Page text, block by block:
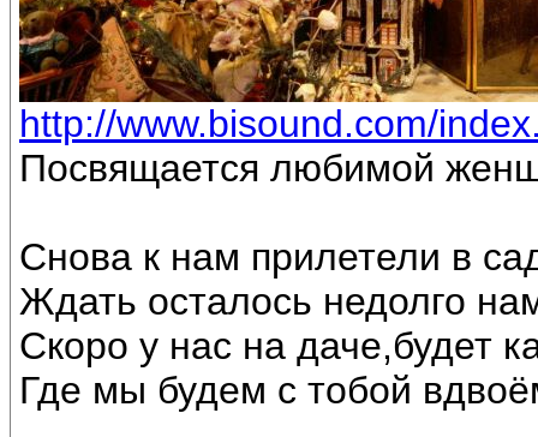
http://www.bisound.com/
Посвящается любимой
Снова к нам прилетели в
Ждать осталось недолго
Скоро у нас на даче,будет
Где мы будем с тобой